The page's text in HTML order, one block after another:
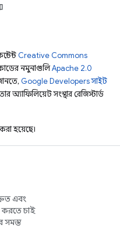
Creative Commons
নমুনাগুলিApache 2.0
Google Developers সাইট
সংস্থার রেজিস্টার্ড
হয়েছে।
এবং
করতে চাই
সমস্ত